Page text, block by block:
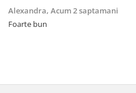
Alexandra, Acum 2 saptamani
Foarte bun